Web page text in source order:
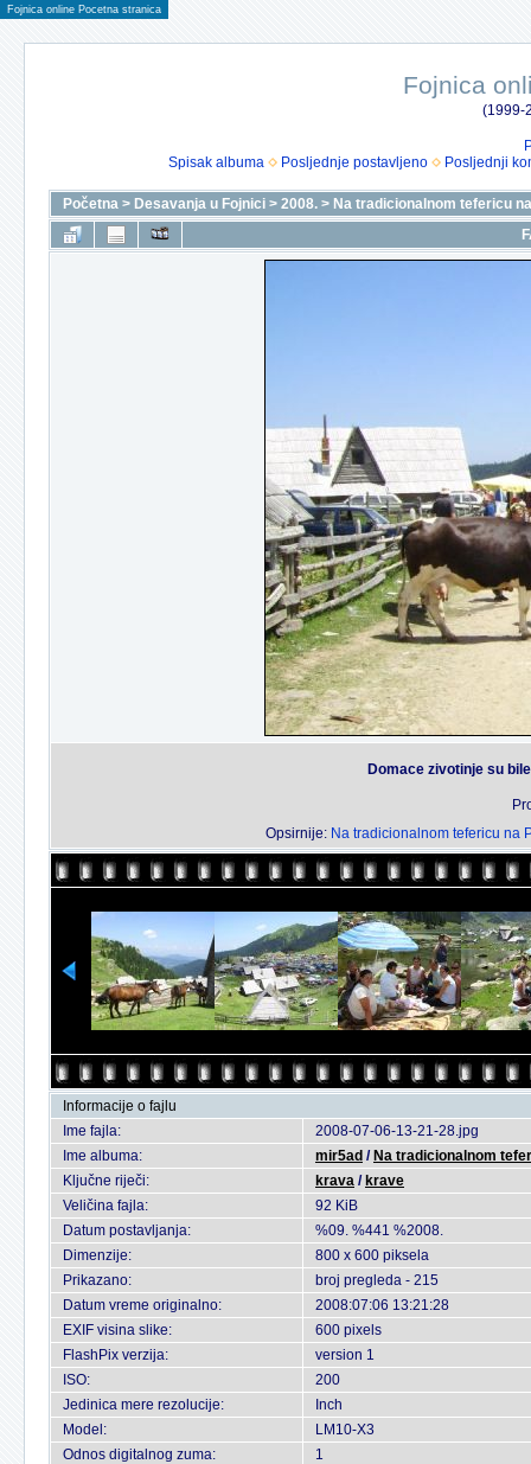
Fojnica online Pocetna stranica
Fojnica
(1999-
Spisak albuma
Posljednje postavljeno Posljednji
Početna > Desavanja u Fojnici > 2008. > Na tradicionalnom tefericu
Domace zivotinje su
Opsirnije: Na tradicionalnom tefericu na
Informacije o fajlu
Ime fajla:
2008-07-06-13-21-28.jpg
Ime albuma:
mir5ad / Na tradicionalnom
Ključne riječi:
krava / krave
Veličina fajla:
92 KiB
Datum postavljanja:
%09. %441 %2008.
Dimenzije:
800 x 600 piksela
Prikazano:
broj pregleda - 215
Datum vreme originalno:
2008:07:06 13:21:28
EXIF visina slike:
600 pixels
FlashPix verzija:
version 1
ISO:
200
Jedinica mere rezolucije:
Inch
Model:
LM10-X3
Odnos digitalnog zuma:
1